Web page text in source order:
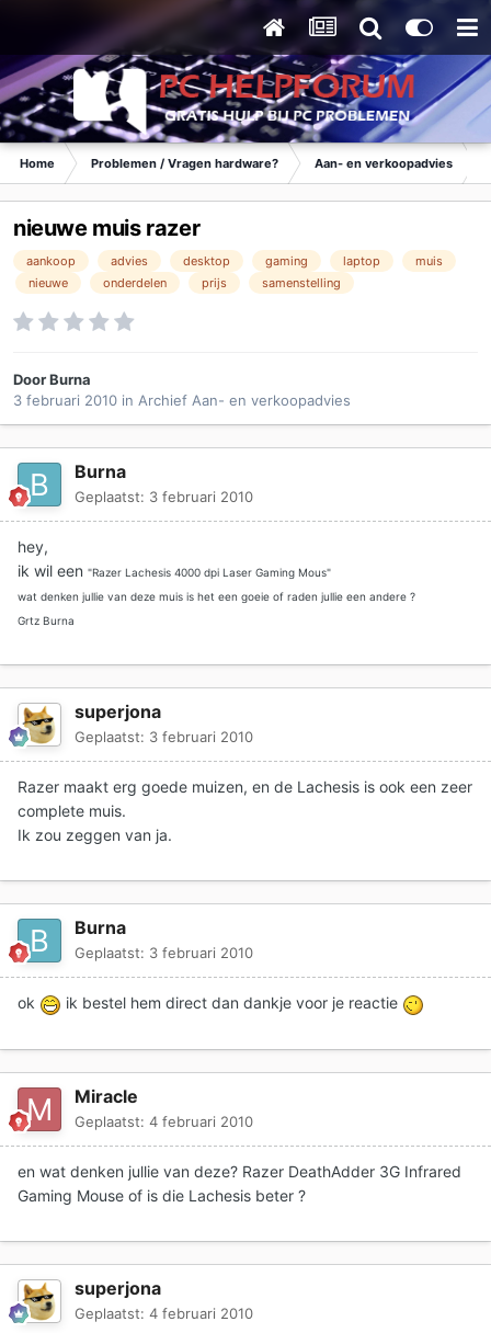
Home Problemen / Vragen hardware? Aan- en verkoopadvies
nieuwe muis razer
aankoop advies desktop gaming laptop
muis
nieuwe
onderdelen prijs samenstelling
DoorBurna
3 februari 2010 in Archief Aan- en verkoopadvies
Burna
Geplaatst: 3 februari 2010
hey,
ik wil een "Razer Lachesis 4000 dpi Laser Gaming Mous"
wat denken jullie van deze muis is het een goeie of raden jullie een andere ?
Grtz Burna
superjona
Geplaatst: 3 februari 2010
Razer maakt erg goede muizen, en de Lachesis is ook een zeer
complete muis.
Ik zou zeggen van ja.
Burna
Geplaatst: 3 februari 2010
ok ik bestel hem direct dan dankje voor je reactie
Miracle
Geplaatst: 4 februari 2010
en wat denken jullie van deze? Razer DeathAdder 3G Infrared
Gaming Mouse of is die Lachesis beter ?
superjona
Geplaatst: 4 februari 2010